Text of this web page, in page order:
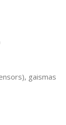
gaismas